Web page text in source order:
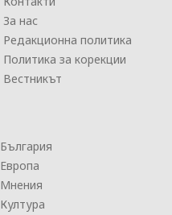
За нас
Редакционна политика
Политика за корекции
Вестникът
България
Европа
Мнения
Култура